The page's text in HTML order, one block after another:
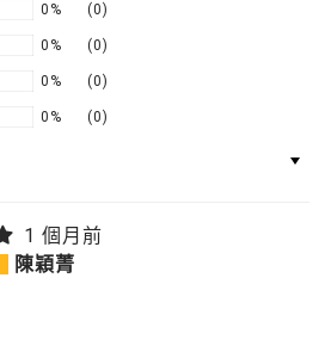
0% (0)
0% (0)
0% (0)
0% (0)
1 個月前
陳穎菁